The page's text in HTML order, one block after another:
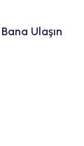
Bana Ulaşın